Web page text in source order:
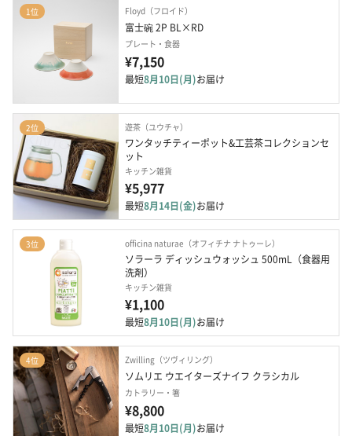
1位 Floyd（フロイド）
富士碗 2P BL×RD
プレート・食器
¥7,150
最短8月10日(月)お届け
2位 遊茶（ユウチャ）
ワンタッチティーポット&工芸茶コレクションセ
ット
キッチン雑貨
¥5,977
最短8月14日(金)お届け
3位 officina naturae（オフィチナ ナトゥーレ）
ソラーラ ディッシュウォッシュ 500mL（食器用
洗剤）
キッチン雑貨
¥1,100
最短8月10日(月)お届け
4位 Zwilling（ツヴィリング）
ソムリエ ウエイターズナイフ クラシカル
カトラリー・箸
¥8,800
最短8月10日(月)お届け